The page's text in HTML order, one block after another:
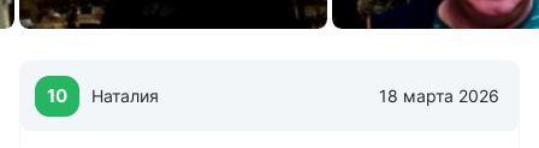
Бесплатный в холле
Банкоматы
10 Наталия 18 марта 2026